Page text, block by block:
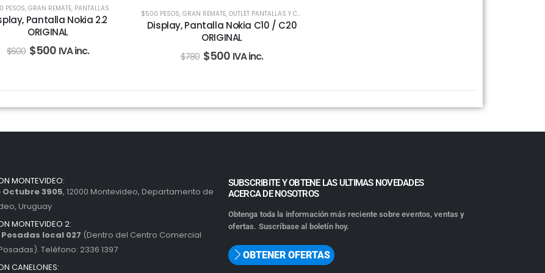
PESOS, GRAN REMATE, PANTALLAS
Pantalla Nokia 2.2
ORIGINAL
$600 $500 IVA inc.
$500 PESOS, GRAN REMATE, OUTLET PANTALLAS Y CELULARES
Display, Pantalla Nokia C10 / C20
ORIGINAL
$780 $500 IVA inc.
MONTEVIDEO:
Octubre 3905, 12000 Montevideo, Departamento de
Uruguay
MONTEVIDEO 2:
local 027 (Dentro del Centro Comercial
Teléfono: 2336 1397
CANELONES:
SUBSCRIBITE Y OBTENE LAS ULTIMAS NOVEDADES
ACERCA DE NOSOTROS
Obtenga toda la información más reciente sobre eventos, ventas y
ofertas. Suscríbase al boletín hoy.
OBTENER OFERTAS